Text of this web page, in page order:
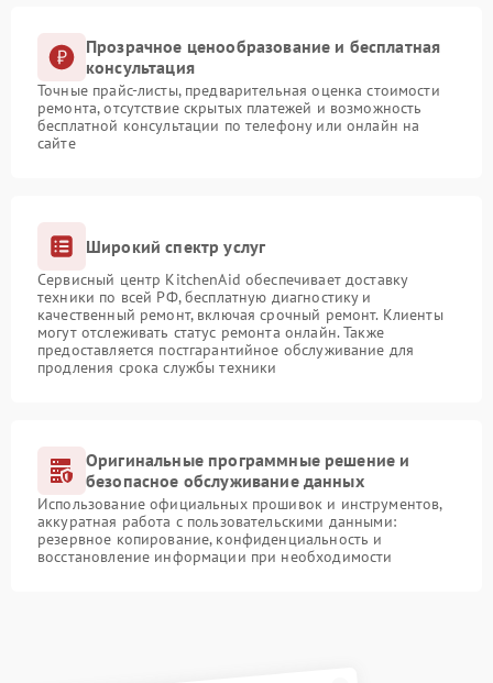
Прозрачное ценообразование и бесплатная
консультация
Точные прайс-листы, предварительная оценка стоимости
ремонта, отсутствие скрытых платежей и возможность
бесплатной консультации по телефону или онлайн на
сайте
Широкий спектр услуг
Сервисный центр KitchenAid обеспечивает доставку
техники по всей РФ, бесплатную диагностику и
качественный ремонт, включая срочный ремонт. Клиенты
могут отслеживать статус ремонта онлайн. Также
предоставляется постгарантийное обслуживание для
продления срока службы техники
Оригинальные программные решение и
безопасное обслуживание данных
Использование официальных прошивок и инструментов,
аккуратная работа с пользовательскими данными:
резервное копирование, конфиденциальность и
восстановление информации при необходимости